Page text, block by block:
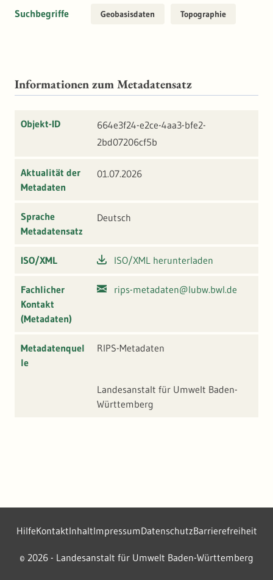
Suchbegriffe Geobasisdaten Topographie
Informationen zum Metadatensatz
Objekt-ID
664e3f24-e2ce-4aa3-bfe2-
2bd07206cf5b
Aktualität der
Metadaten
01.07.2026
Sprache
Metadatensatz
Deutsch
ISO/XML ISO/XML herunterladen
Fachlicher
Kontakt
(Metadaten)
rips-metadaten@lubw.bwl.de
Metadatenquel
le
RIPS-Metadaten
Landesanstalt für Umwelt Baden-
Württemberg
2026 - Landesanstalt für Umwelt Baden-Württemberg
HilfeKontaktInhaltImpressumDatenschutzBarrierefreiheit